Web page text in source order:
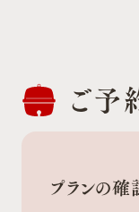
ご予
プランの確